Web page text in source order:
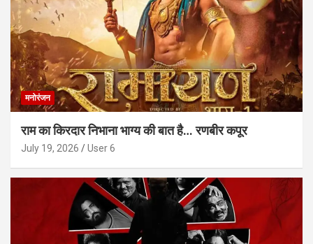
मनोरंजन
राम का किरदार निभाना भाग्य की बात है… रणबीर कपूर
July 19, 2026 User 6